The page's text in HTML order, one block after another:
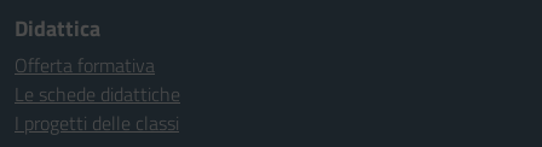
Didattica
Offerta formativa
Le schede didattiche
I progetti delle classi